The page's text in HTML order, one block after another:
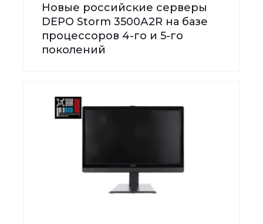
Новые российские серверы
DEPO Storm 3500А2R на базе
процессоров 4-го и 5-го
поколений